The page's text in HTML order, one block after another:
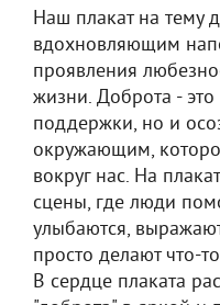
Наш плакат на тему
вдохновляющим
проявления
жизни. Доброта -
поддержки, но и
окружающим,
вокруг нас. На
сцены, где люди
улыбаются,
просто делают что-
В сердце плаката